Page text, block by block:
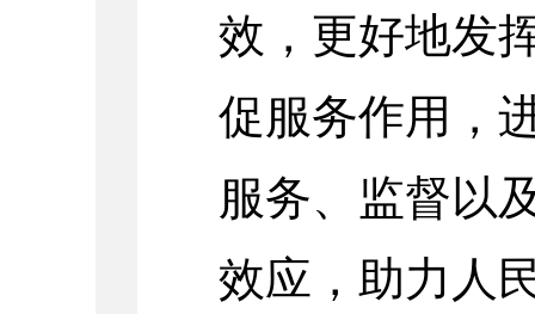
效，更好地发
促服务作用，
服务、监督以
效应，助力人